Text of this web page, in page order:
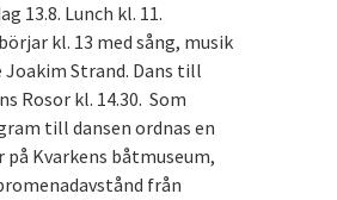
13.8. Lunch kl. 11.
kl. 13 med sång, musik
Strand. Dans till
Rosor kl. 14.30. Som
till dansen ordnas en
på Kvarkens båtmuseum,
från